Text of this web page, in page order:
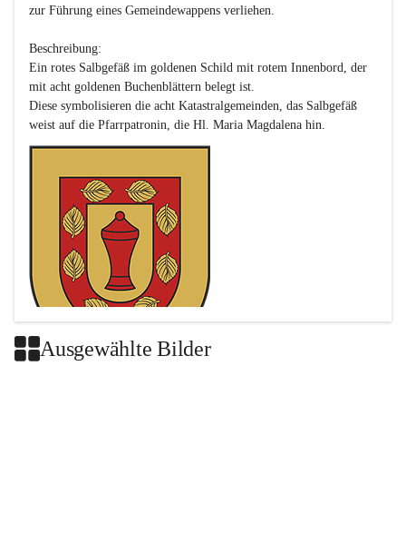
zur Führung eines Gemeindewappens verliehen.
Beschreibung:
Ein rotes Salbgefäß im goldenen Schild mit rotem Innenbord, der
mit acht goldenen Buchenblättern belegt ist.
Diese symbolisieren die acht Katastralgemeinden, das Salbgefäß
Ausgewählte Bilder